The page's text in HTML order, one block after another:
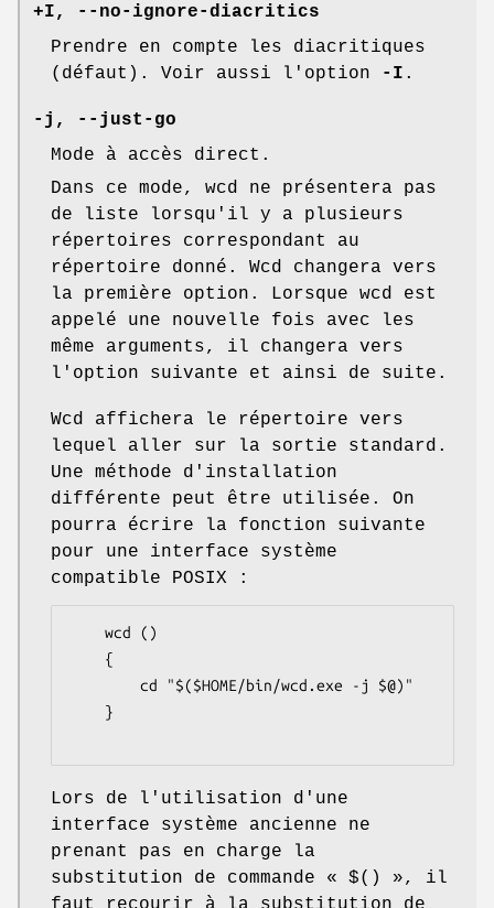
+I, --no-ignore-diacritics
Prendre en compte les diacritiques
(défaut). Voir aussi l'option
-I .
-j, --just-go
Mode à accès direct.
Dans ce mode, wcd ne présentera pas
de liste lorsqu'il y a plusieurs
répertoires correspondant au
répertoire donné. Wcd changera vers
la première option. Lorsque wcd est
appelé une nouvelle fois avec les
même arguments, il changera vers
l'option suivante et ainsi de suite.
Wcd affichera le répertoire vers
lequel aller sur la sortie standard.
Une méthode d'installation
différente peut être utilisée. On
pourra écrire la fonction suivante
pour une interface système
compatible POSIX :
Lors de l'utilisation d'une
interface système ancienne ne
prenant pas en charge la
substitution de commande « $() », il